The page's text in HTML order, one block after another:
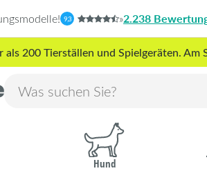
9,3 »2.238
200 Tierställen und Spielgeräten.
Hund